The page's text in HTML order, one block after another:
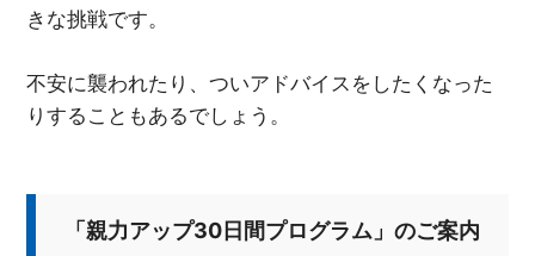
きな挑戦です。
不安に襲われたり、ついアドバイスをしたくなった
りすることもあるでしょう。
「親力アップ30日間プログラム」のご案内